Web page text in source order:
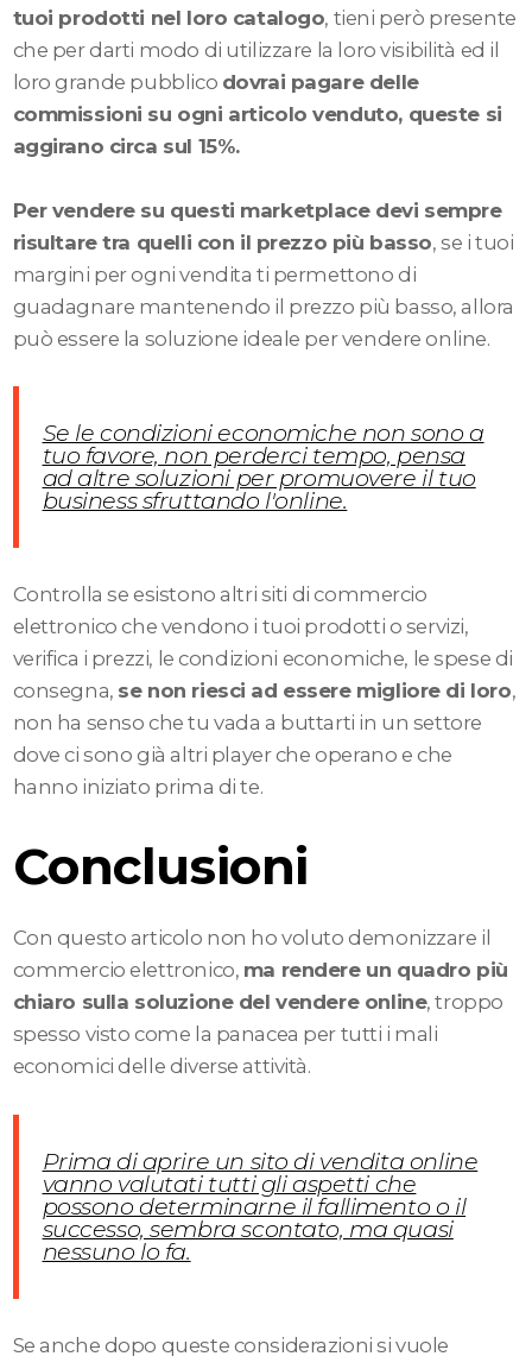
tuoi prodotti nel loro catalogo, tieni però presente
che per darti modo di utilizzare la loro visibilità ed il
loro grande pubblico dovrai pagare delle
commissioni su ogni articolo venduto, queste si
aggirano circa sul 15%.
Per vendere su questi marketplace devi sempre
risultare tra quelli con il prezzo più basso, se i tuoi
margini per ogni vendita ti permettono di
guadagnare mantenendo il prezzo più basso, allora
può essere la soluzione ideale per vendere online.
Se le condizioni economiche non sono a
tuo favore, non perderci tempo, pensa
ad altre soluzioni per promuovere il tuo
business sfruttando l'online.
Controlla se esistono altri siti di commercio
elettronico che vendono i tuoi prodotti o servizi,
verifica i prezzi, le condizioni economiche, le spese di
consegna, se non riesci ad essere migliore di loro,
non ha senso che tu vada a buttarti in un settore
dove ci sono già altri player che operano e che
hanno iniziato prima di te.
Conclusioni
Con questo articolo non ho voluto demonizzare il
commercio elettronico, ma rendere un quadro più
chiaro sulla soluzione del vendere online, troppo
spesso visto come la panacea per tutti i mali
economici delle diverse attività.
Prima di aprire un sito di vendita online
vanno valutati tutti gli aspetti che
possono determinarne il fallimento o il
successo, sembra scontato, ma quasi
nessuno lo fa.
Se anche dopo queste considerazioni si vuole